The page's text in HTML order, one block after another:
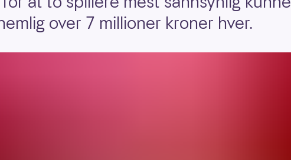
over 7 millioner kroner hver.